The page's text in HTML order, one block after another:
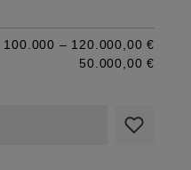
100.000 – 120.000,00 €
50.000,00 €